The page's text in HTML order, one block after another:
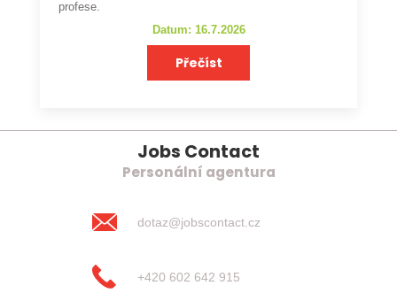
profese.
Datum: 16.7.2026
Přečíst
Jobs Contact
Personální agentura
dotaz@jobscontact.cz
+420 602 642 915